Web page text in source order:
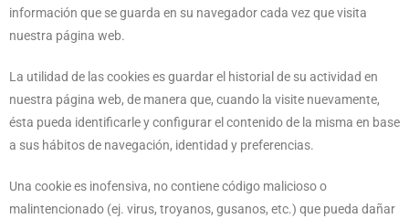
información que se guarda en su navegador cada vez que visita
nuestra página web.
La utilidad de las cookies es guardar el historial de su actividad en
nuestra página web, de manera que, cuando la visite nuevamente,
ésta pueda identificarle y configurar el contenido de la misma en base
a sus hábitos de navegación, identidad y preferencias.
Una cookie es inofensiva, no contiene código malicioso o
malintencionado (ej. virus, troyanos, gusanos, etc.) que pueda dañar